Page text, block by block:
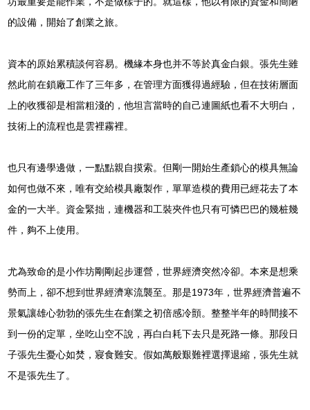
的設備，開始了創業之旅。
資本的原始累積談何容易。機緣本身也并不等於真金白銀。張先生雖
然此前在鎖廠工作了三年多，在管理方面獲得過經驗，但在技術層面
上的收獲卻是相當粗淺的，他坦言當時的自己連圖紙也看不大明白，
技術上的流程也是雲裡霧裡。
也只有邊學邊做，一點點親自摸索。但剛一開始生產鎖心的模具無論
如何也做不來，唯有交給模具廠製作，單單造模的費用已經花去了本
金的一大半。資金緊拙，連機器和工裝夾件也只有可憐巴巴的幾桩幾
件，夠不上使用。
尤為致命的是小作坊剛剛起步運營，世界經濟突然冷卻。本來是想乘
勢而上，卻不想到世界經濟寒流襲至。那是1973年，世界經濟普遍不
景氣讓雄心勃勃的張先生在創業之初倍感冷顫。整整半年的時間接不
到一份的定單，坐吃山空不說，再白白耗下去只是死路一條。那段日
子張先生憂心如焚，寢食難安。假如萬般艱難裡選擇退縮，張先生就
不是張先生了。